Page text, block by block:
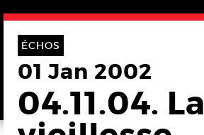
ÉCHOS
01 Jan 2002
04.11.04. La